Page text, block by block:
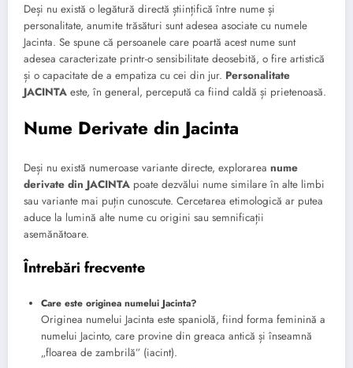
Deși nu există o legătură directă științifică între nume și
personalitate, anumite trăsături sunt adesea asociate cu numele
Jacinta. Se spune că persoanele care poartă acest nume sunt
adesea caracterizate printr-o sensibilitate deosebită, o fire artistică
și o capacitate de a empatiza cu cei din jur. Personalitate
JACINTA este, în general, percepută ca fiind caldă și prietenoasă.
Nume Derivate din Jacinta
Deși nu există numeroase variante directe, explorarea nume
derivate din JACINTA poate dezvălui nume similare în alte limbi
sau variante mai puțin cunoscute. Cercetarea etimologică ar putea
aduce la lumină alte nume cu origini sau semnificații
asemănătoare.
Întrebări frecvente
Care este originea numelui Jacinta?
Originea numelui Jacinta este spaniolă, fiind forma feminină a
numelui Jacinto, care provine din greaca antică și înseamnă
„floarea de zambrilă” (iacint).